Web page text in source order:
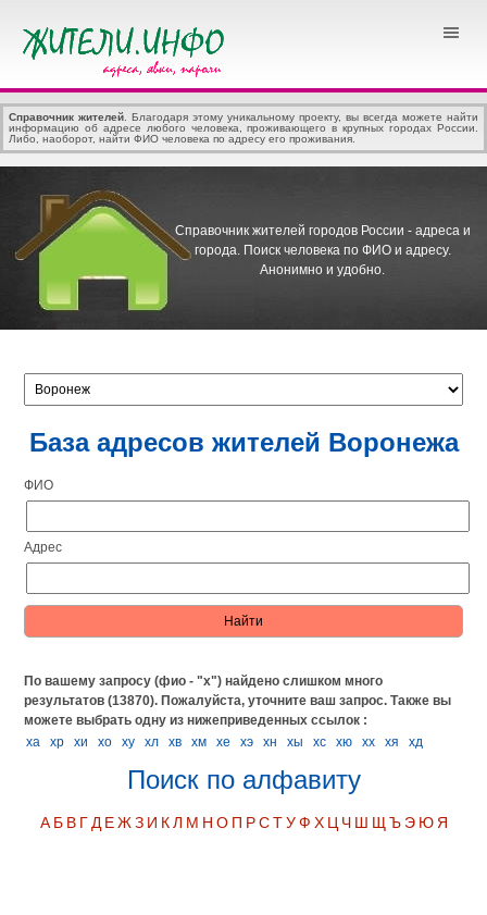
Справочник жителей . Благодаря этому уникальному проекту, вы всегда можете найти
информацию об адресе любого человека, проживающего в крупных городах России.
Либо, наоборот, найти ФИО человека по адресу его проживания.
Справочник жителей городов России - адреса и
города. Поиск человека по ФИО и адресу.
Анонимно и удобно.
База адресов жителей Воронежа
ФИО
Адрес
По вашему запросу (фио - "х") найдено слишком много
результатов (13870). Пожалуйста, уточните ваш запрос.Также вы
можете выбрать одну из нижеприведенных ссылок :
ха
хр хи хо ху хл хв хм хе хэ хн хы хс хю хх хя хд
Поиск по алфавиту
А Б В Г Д Е Ж З И К Л М Н О П Р С Т У Ф Х Ц Ч Ш Щ Ъ Э Ю Я